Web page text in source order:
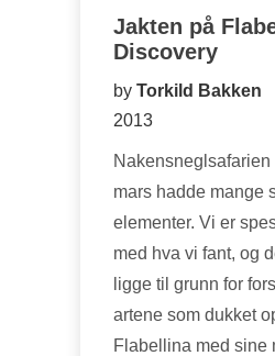
Jakten på
Discovery
by Torkild Bakken
2013
Nakensneglsafarien
mars hadde mange
elementer. Vi er
med hva vi fant, og
ligge til grunn for
artene som dukket
Flabellina med sine